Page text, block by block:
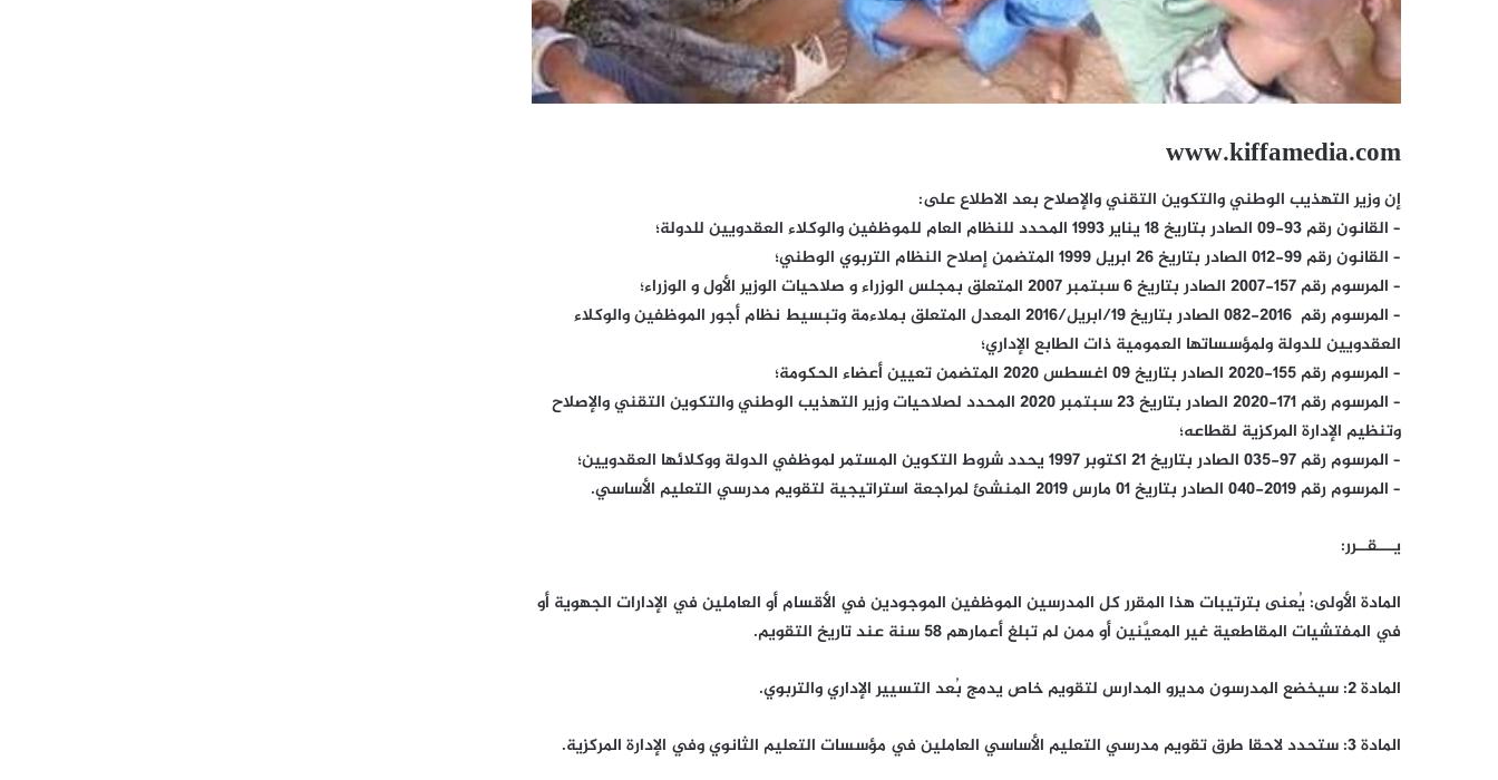
www.kiffamedia.com
إن وزير التهذيب الوطني والتكوين التقني والإصلاح بعد الاطلاع على:
– القانون رقم 93-09 الصادر بتاريخ 18 يناير 1993 المحدد للنظام العام للموظفين والوكلاء العقدويين للدولة؛
– القانون رقم 99-012 الصادر بتاريخ 26 ابريل 1999 المتضمن إصلاح النظام التربوي الوطني؛
– المرسوم رقم 157-2007 الصادر بتاريخ 6 سبتمبر 2007 المتعلق بمجلس الوزراء و صلاحيات الوزير الأول و الوزراء؛
– المرسوم رقم 2016-082 الصادر بتاريخ 19/ابريل/2016 المعدل المتعلق بملاءمة وتبسيط نظام أجور الموظفين والوكلاء
العقدويين للدولة ولمؤسساتها العمومية ذات الطابع الإداري؛
– المرسوم رقم 155-2020 الصادر بتاريخ 09 اغسطس 2020 المتضمن تعيين أعضاء الحكومة؛
– المرسوم رقم 171-2020 الصادر بتاريخ 23 سبتمبر 2020 المحدد لصلاحيات وزير التهذيب الوطني والتكوين التقني والإصلاح
وتنظيم الإدارة المركزية لقطاعه؛
– المرسوم رقم 97-035 الصادر بتاريخ 21 اكتوبر 1997 يحدد شروط التكوين المستمر لموظفي الدولة ووكلائها العقدويين؛
– المرسوم رقم 2019-040 الصادر بتاريخ 01 مارس 2019 المنشئ لمراجعة استراتيجية لتقويم مدرسي التعليم الأساسي.
يـــقــرر:
المادة الأولى: يُعنى بترتيبات هذا المقرر كل المدرسين الموظفين الموجودين في الأقسام أو العاملين في الإدارات الجهوية أو
في المفتشيات المقاطعية غير المعيَّنين أو ممن لم تبلغ أعمارهم 58 سنة عند تاريخ التقويم.
المادة 2: سيخضع المدرسون مديرو المدارس لتقويم خاص يدمج بُعد التسيير الإداري والتربوي.
المادة 3: ستحدد لاحقا طرق تقويم مدرسي التعليم الأساسي العاملين في مؤسسات التعليم الثانوي وفي الإدارة المركزية.